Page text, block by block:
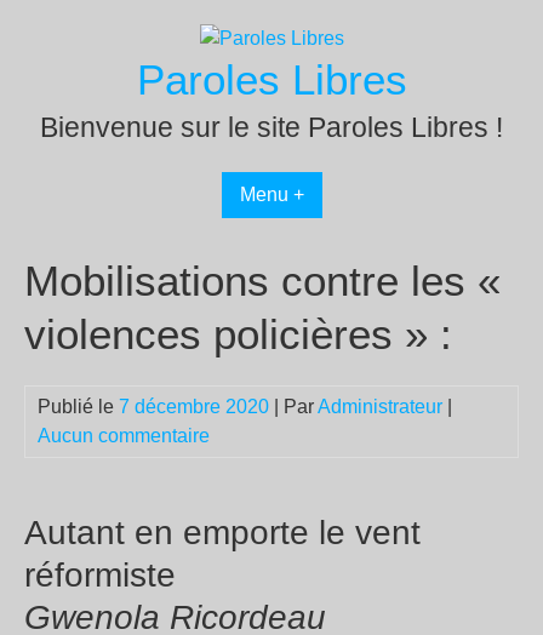
Paroles Libres
Bienvenue sur le site Paroles Libres !
Menu +
Mobilisations contre les «
violences policières » :
Publié le 7 décembre 2020 | ParAdministrateur
Aucun commentaire
Autant en emporte le vent
réformiste
Gwenola Ricordeau